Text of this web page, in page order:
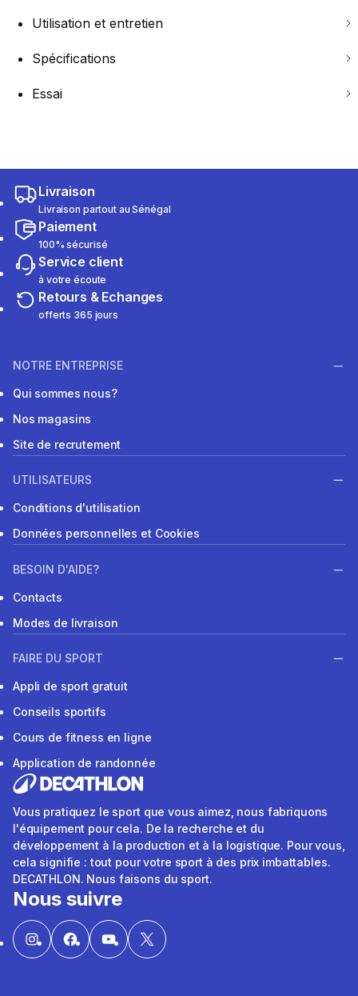
Utilisation et entretien
Spécifications
Essai
Livraison
Livraison partout au Sénégal
Paiement
100% sécurisé
Service client
à votre écoute
Retours & Echanges
offerts 365 jours
NOTRE ENTREPRISE
Qui sommes nous?
Nos magasins
Site de recrutement
UTILISATEURS
Conditions d'utilisation
Données personnelles et Cookies
BESOIN D'AIDE?
Contacts
Modes de livraison
FAIRE DU SPORT
Appli de sport gratuit
Conseils sportifs
Cours de fitness en ligne
Application de randonnée
Vous pratiquez le sport que vous aimez, nous fabriquons
l'équipement pour cela. De la recherche et du
développement à la production et à la logistique. Pour vous,
cela signifie : tout pour votre sport à des prix imbattables.
DECATHLON. Nous faisons du sport.
Nous suivre